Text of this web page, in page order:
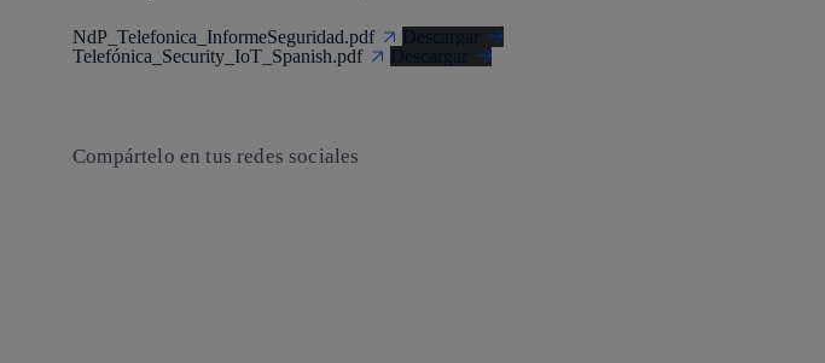
NdP_Telefonica_InformeSeguridad.pdf
Descargar
Telefónica_Security_IoT_Spanish.pdf
Descargar
Compártelo en tus redes sociales